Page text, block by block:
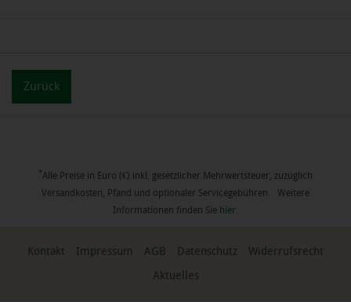
Zurück
* Alle Preise in Euro (€) inkl. gesetzlicher Mehrwertsteuer, zuzüglich
Versandkosten, Pfand und optionaler Servicegebühren. Weitere
Informationen finden Sie hier
Kontakt Impressum AGB Datenschutz
Widerrufsrecht
Aktuelles